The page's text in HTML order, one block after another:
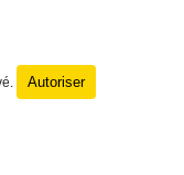
Autoriser